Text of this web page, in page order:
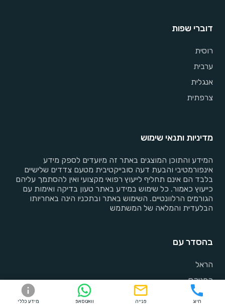
דוברי שפות
רוסית
ערבית
אנגלית
צרפתית
מדיניות ותנאי שימוש
המידע והתוכן המוצגים באתר זה מיועדים לספק מידע
אינפורמטיבי והבעת דעה סובייקטיבית מטעם צדדים שלישיים
בלבד הם אינם תחליף לייעוץ רפואי מקצועי ואין להסתמך עליהם
כייעוץ כאמור. כל שימוש במידע באתר טעון בדיקה ואימות עם
הגורמים הרלוונטיים. השימוש באתר ובתכניו הינה באחריותו
הבלעדית והמלאה של המשתמש
בהסדר עם
הראל
הפניקס
כלל ביטוח
חיוג פנייה וואטסאפ מידע כללי